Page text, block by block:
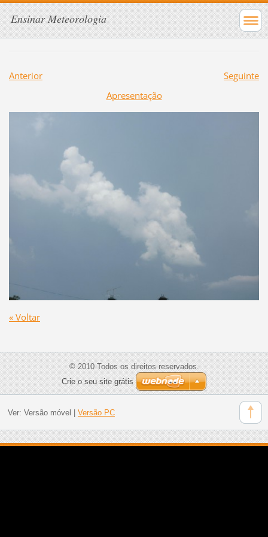
Ensinar Meteorologia
Anterior
Seguinte
Apresentação
« Voltar
© 2010 Todos os direitos reservados.
Crie o seu site grátis
Ver: Versão móvel Versão PC